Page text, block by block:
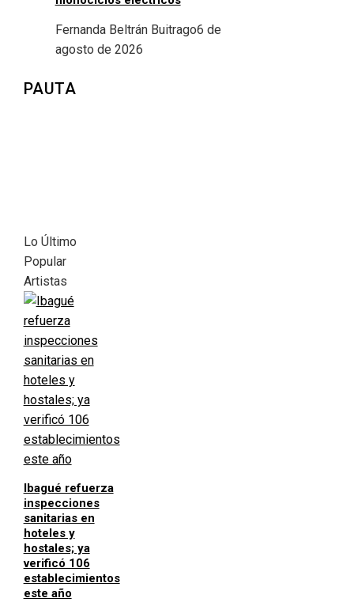
Fernanda Beltrán Buitrago6 de
agosto de 2026
PAUTA
Lo Último
Popular
Artistas
Ibagué refuerza
inspecciones
sanitarias en
hoteles y
hostales; ya
verificó 106
establecimientos
este año